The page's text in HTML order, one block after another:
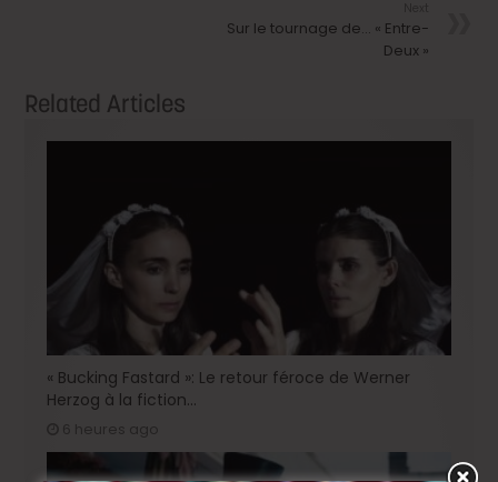
Sur le tournage de… « Entre-
Deux »
Related Articles
« Bucking Fastard »: Le retour féroce de Werner
Herzog à la fiction…
6 heures ago